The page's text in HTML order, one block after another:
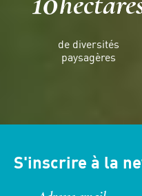
de diversités
paysagères
S'inscrire à la